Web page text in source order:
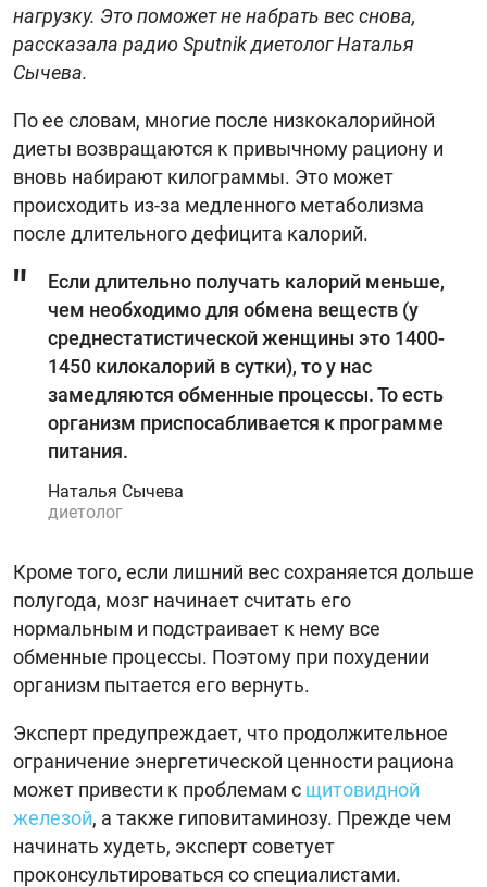
нагрузку. Это поможет не набрать вес снова,
рассказала радио Sputnik диетолог Наталья
Сычева.
По ее словам, многие после низкокалорийной
диеты возвращаются к привычному рациону и
вновь набирают килограммы. Это может
происходить из-за медленного метаболизма
после длительного дефицита калорий.
Если длительно получать калорий меньше,
чем необходимо для обмена веществ (у
среднестатистической женщины это 1400-
1450 килокалорий в сутки), то у нас
замедляются обменные процессы. То есть
организм приспосабливается к программе
питания.
Наталья Сычева
диетолог
Кроме того, если лишний вес сохраняется дольше
полугода, мозг начинает считать его
нормальным и подстраивает к нему все
обменные процессы. Поэтому при похудении
организм пытается его вернуть.
Эксперт предупреждает, что продолжительное
ограничение энергетической ценности рациона
может привести к проблемам с щитовидной
железой, а также гиповитаминозу. Прежде чем
начинать худеть, эксперт советует
проконсультироваться со специалистами.